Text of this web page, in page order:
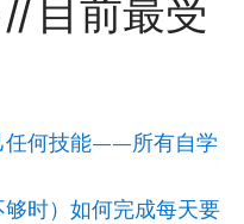
// 目前最受
任何技能——所有自学
时）如何完成每天要